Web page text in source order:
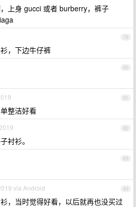
上身 gucci 或者 burberry，裤子
79
，下边牛仔裤
80
81
整洁好看
82
衬衫。
83
84
via Android
，当时觉得好看，以后就再也没买过